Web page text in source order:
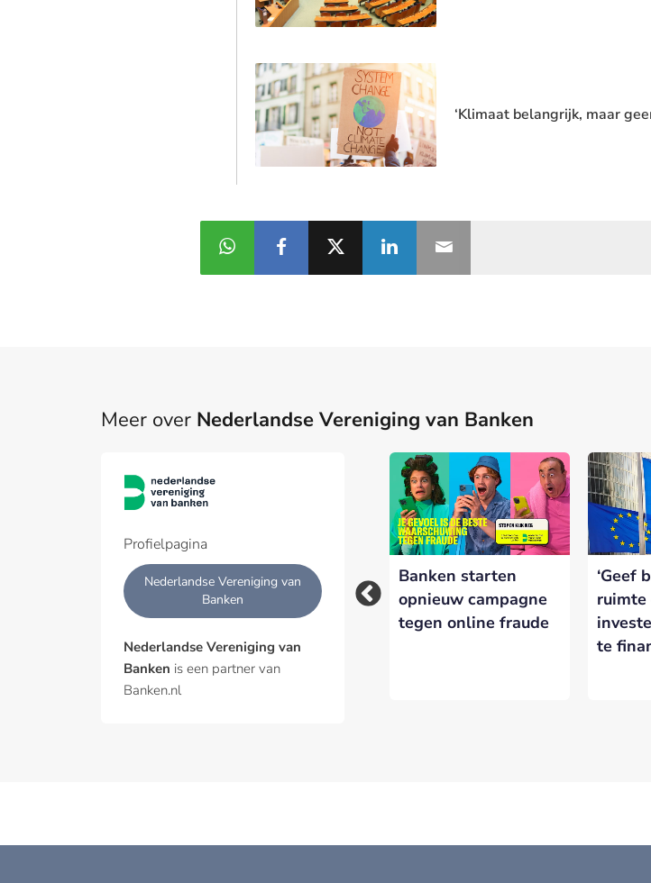
‘Klimaat belangrijk, maar
Meer over Nederlandse Vereniging van Banken
Profielpagina
Nederlandse Vereniging van
Banken
Nederlandse Vereniging van
Banken is een partner van
Banken.nl
sociale media op:
faciliteren van online
NVB roept overheid
op mee te doen aan
sociaal incasseren
Banken starten
opnieuw campagne
tegen online fraude
‘Geef
ruimte
te